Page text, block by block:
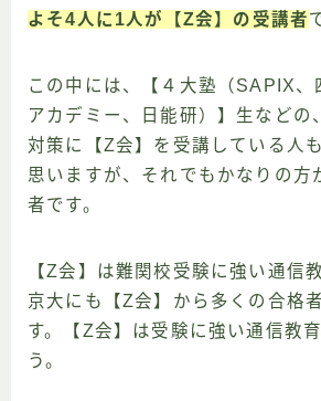
よそ4人に1人が【Z会】の受講者
この中には、【４大塾（SAPIX、
アカデミー、日能研）】生などの
対策に【Z会】を受講している人
思いますが、それでもかなりの方
者です。
【Z会】は難関校受験に強い通信
京大にも【Z会】から多くの合格
す。【Z会】は受験に強い通信教
う。